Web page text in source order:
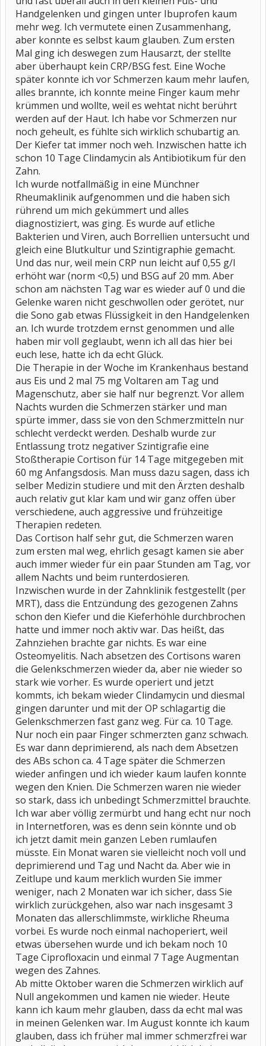
Handgelenken und gingen unter Ibuprofen kaum
mehr weg. Ich vermutete einen Zusammenhang,
aber konnte es selbst kaum glauben. Zum ersten
Mal ging ich deswegen zum Hausarzt, der stellte
aber überhaupt kein CRP/BSG fest. Eine Woche
später konnte ich vor Schmerzen kaum mehr laufen,
alles brannte, ich konnte meine Finger kaum mehr
krümmen und wollte, weil es wehtat nicht berührt
werden auf der Haut. Ich habe vor Schmerzen nur
noch geheult, es fühlte sich wirklich schubartig an.
Der Kiefer tat immer noch weh. Inzwischen hatte ich
schon 10 Tage Clindamycin als Antibiotikum für den
Zahn.
Ich wurde notfallmäßig in eine Münchner
Rheumaklinik aufgenommen und die haben sich
rührend um mich gekümmert und alles
diagnostiziert, was ging. Es wurde auf etliche
Bakterien und Viren, auch Borrellien untersucht und
gleich eine Blutkultur und Szintigraphie gemacht.
Und das nur, weil mein CRP nun leicht auf 0,55 g/l
erhöht war (norm <0,5) und BSG auf 20 mm. Aber
schon am nächsten Tag war es wieder auf 0 und die
Gelenke waren nicht geschwollen oder gerötet, nur
die Sono gab etwas Flüssigkeit in den Handgelenken
an. Ich wurde trotzdem ernst genommen und alle
haben mir voll geglaubt, wenn ich all das hier bei
euch lese, hatte ich da echt Glück.
Die Therapie in der Woche im Krankenhaus bestand
aus Eis und 2 mal 75 mg Voltaren am Tag und
Magenschutz, aber sie half nur begrenzt. Vor allem
Nachts wurden die Schmerzen stärker und man
spürte immer, dass sie von den Schmerzmitteln nur
schlecht verdeckt werden. Deshalb wurde zur
Entlassung trotz negativer Szintigrafie eine
Stoßtherapie Cortison für 14 Tage mitgegeben mit
60 mg Anfangsdosis. Man muss dazu sagen, dass ich
selber Medizin studiere und mit den Ärzten deshalb
auch relativ gut klar kam und wir ganz offen über
verschiedene, auch aggressive und frühzeitige
Therapien redeten.
Das Cortison half sehr gut, die Schmerzen waren
zum ersten mal weg, ehrlich gesagt kamen sie aber
auch immer wieder für ein paar Stunden am Tag, vor
allem Nachts und beim runterdosieren.
Inzwischen wurde in der Zahnklinik festgestellt (per
MRT), dass die Entzündung des gezogenen Zahns
schon den Kiefer und die Kieferhöhle durchbrochen
hatte und immer noch aktiv war. Das heißt, das
Zahnziehen brachte gar nichts. Es war eine
Osteomyelitis. Nach absetzen des Cortisons waren
die Gelenkschmerzen wieder da, aber nie wieder so
stark wie vorher. Es wurde operiert und jetzt
kommts, ich bekam wieder Clindamycin und diesmal
gingen darunter und mit der OP schlagartig die
Gelenkschmerzen fast ganz weg. Für ca. 10 Tage.
Nur noch ein paar Finger schmerzten ganz schwach.
Es war dann deprimierend, als nach dem Absetzen
des ABs schon ca. 4 Tage später die Schmerzen
wieder anfingen und ich wieder kaum laufen konnte
wegen den Knien. Die Schmerzen waren nie wieder
so stark, dass ich unbedingt Schmerzmittel brauchte.
Ich war aber völlig zermürbt und hang echt nur noch
in Internetforen, was es denn sein könnte und ob
ich jetzt damit mein ganzen Leben rumlaufen
müsste. Ein Monat waren sie vielleicht noch voll und
deprimierend und Tag und Nacht da. Aber wie in
Zeitlupe und kaum merklich wurden Sie immer
weniger, nach 2 Monaten war ich sicher, dass Sie
wirklich zurückgehen, also war nach insgesamt 3
Monaten das allerschlimmste, wirkliche Rheuma
vorbei. Es wurde noch einmal nachoperiert, weil
etwas übersehen wurde und ich bekam noch 10
Tage Ciprofloxacin und einmal 7 Tage Augmentan
wegen des Zahnes.
Ab mitte Oktober waren die Schmerzen wirklich auf
Null angekommen und kamen nie wieder. Heute
kann ich kaum mehr glauben, dass da echt mal was
in meinen Gelenken war. Im August konnte ich kaum
glauben, dass ich früher mal immer schmerzfrei war